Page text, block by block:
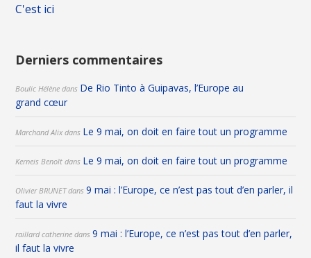
C'est ici
Derniers commentaires
Boulic Hélène dans De Rio Tinto à Guipavas, l’Europe au
grand cœur
Marchand Alix dans Le 9 mai, on doit en faire tout un programme
Kerneis Benoît dans Le 9 mai, on doit en faire tout un programme
Olivier BRUNETdans9 mai : l’Europe, ce n’est pas tout d’en parler, il
faut la vivre
raillard catherine dans9 mai : l’Europe, ce n’est pas tout d’en parler,
il faut la vivre